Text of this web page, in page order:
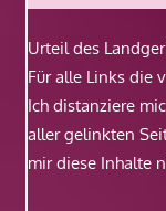
Urteil des
Für alle Links die
Ich distanziere
aller gelinkten
mir diese Inhalte